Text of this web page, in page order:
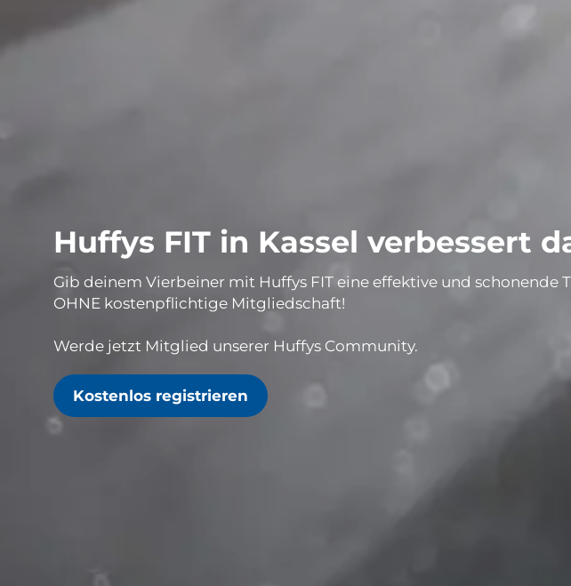
Huffys FIT in Kassel verbessert
Gib deinem Vierbeiner mit Huffys FIT eine effektive und schonende
OHNE kostenpflichtige Mitgliedschaft!
Werde jetzt Mitglied unserer Huffys Community.
Kostenlos registrieren